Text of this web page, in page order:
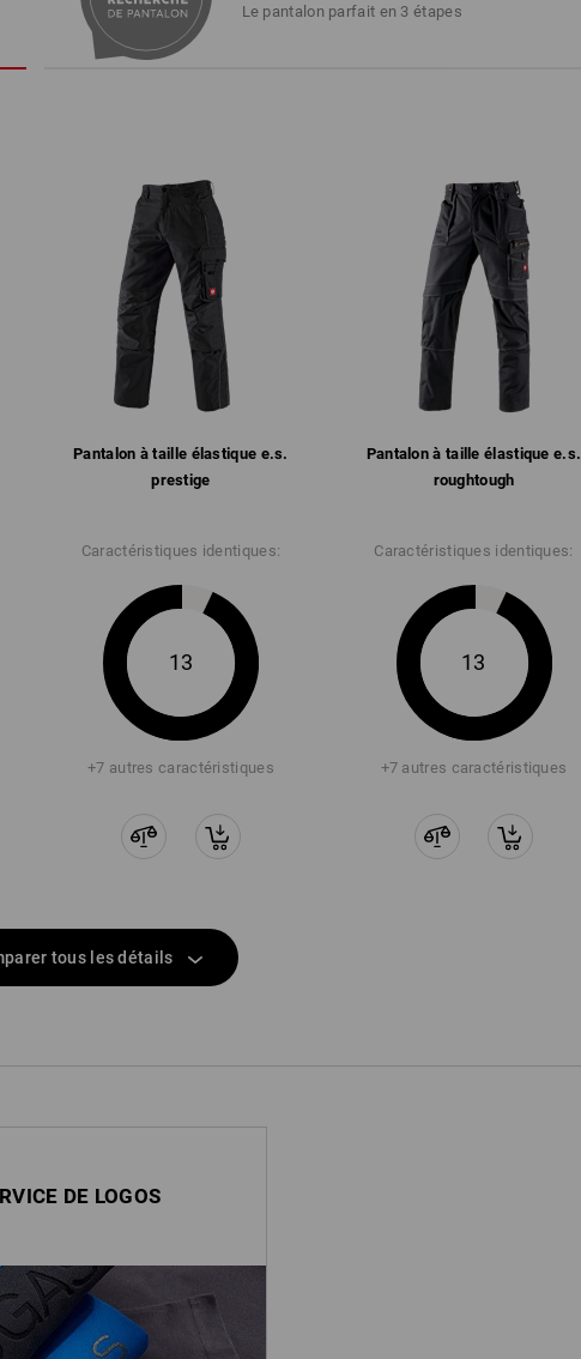
Le pantalon parfait en 3 étapes
Pantalon à taille élastique e.s.​
prestige
Pantalon à taille élastique e.s.​
roughtough
Caractéristiques identiques:
13
+7 autres caractéristiques
Caractéristiques identiques:
13
+7 autres caractéristiques
tous les détails
DE LOGOS